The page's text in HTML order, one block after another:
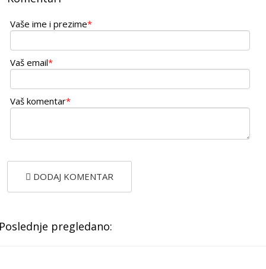
Vaše ime i prezime*
Vaš email*
Vaš komentar*
DODAJ KOMENTAR
pregledano: